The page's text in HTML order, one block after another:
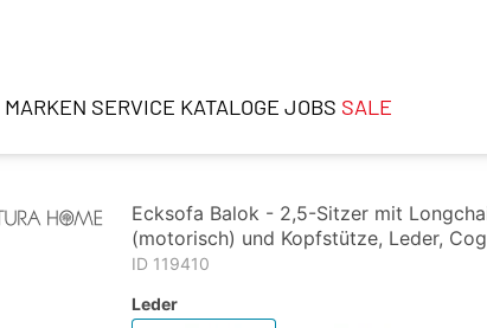
MARKEN SERVICE KATALOGE JOBS SALE
Ecksofa Balok - 2,5-Sitzer mit
(motorisch) und Kopfstütze, Leder,
ID 119410
Leder